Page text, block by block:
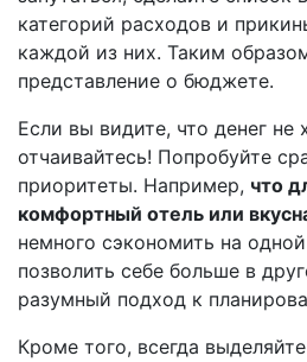
категорий расходов и
каждой из них. Таким
представление о бюджете.
Если вы видите, что денег не
отчаивайтесь! Попробуйте
приоритеты. Например, что
комфортный отель или
немного сэкономить на
позволить себе больше в
разумный подход к
Кроме того, всегда